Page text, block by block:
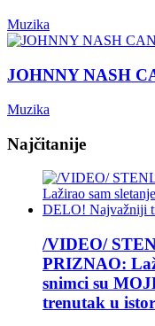
Muzika
JOHNNY NASH
Muzika
Najčitanije
/VIDEO/
PRIZNAO:
snimci su
trenutak u